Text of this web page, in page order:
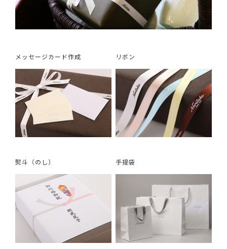
メッセージカード作成 リボン
熨斗（のし） 手提袋